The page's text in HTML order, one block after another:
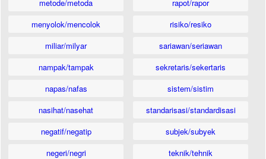
metode/metoda
menyolok/mencolok
miliar/milyar
nampak/tampak
napas/nafas
nasihat/nasehat
negatif/negatip
negeri/negri
rapot/rapor
risiko/resiko
sariawan/seriawan
sekretaris/sekertaris
sistem/sistim
standarisasi/standardisasi
subjek/subyek
teknik/tehnik